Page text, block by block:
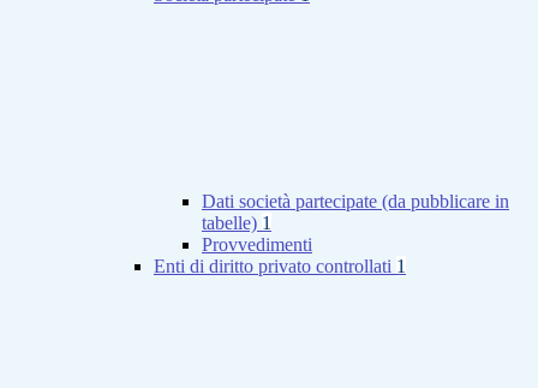
Dati società partecipate (da pubblicare in
tabelle) 1
Provvedimenti
Enti di diritto privato controllati 1